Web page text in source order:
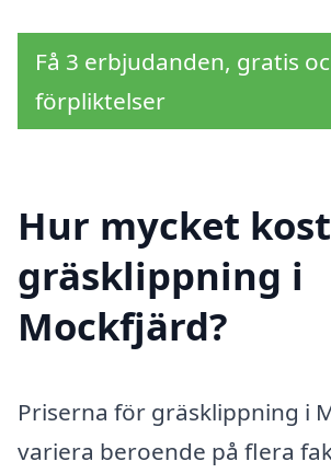
Få 3 erbjudanden, gratis
förpliktelser
Hur mycket
gräsklippning i
Mockfjärd?
Priserna för gräsklippning i
variera beroende på flera